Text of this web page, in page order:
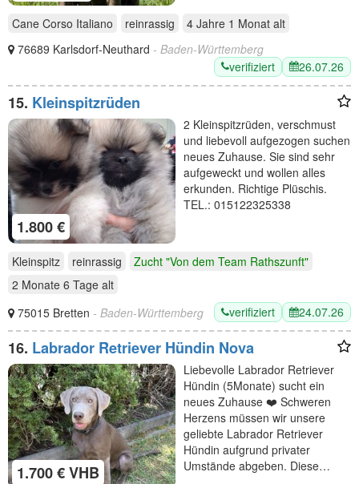
Cane Corso Italiano reinrassig 4 Jahre 1 Monat alt
76689 Karlsdorf-Neuthard - Baden-Württemberg
verifiziert
26.07.26
15. Kleinspitzrüden
1.800 €
2 Kleinspitzrüden, verschmust
und liebevoll aufgezogen suchen
neues Zuhause. Sie sind sehr
aufgeweckt und wollen alles
erkunden. Richtige Plüschis.
TEL.: 015122325338
Kleinspitz reinrassig
Zucht "Von dem Team Rathszunft"
2 Monate 6 Tage alt
75015 Bretten - Baden-Württemberg verifiziert 24.07.26
16. Labrador Retriever Hündin Nova
1.700 € VHB
Liebevolle Labrador Retriever
Hündin (5Monate) sucht ein
neues Zuhause ❤️ Schweren
Herzens müssen wir unsere
geliebte Labrador Retriever
Hündin aufgrund privater
Umstände abgeben. Diese…